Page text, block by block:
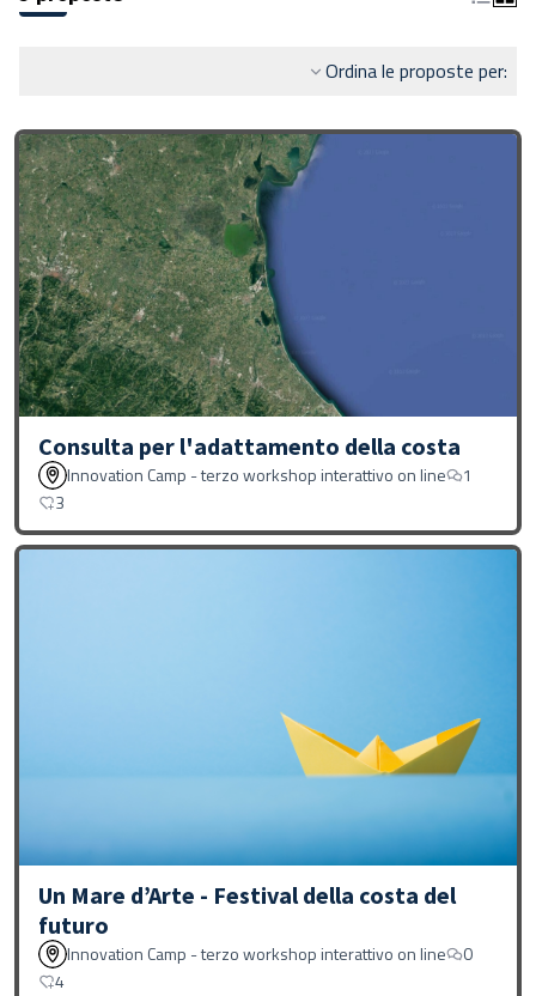
Ordina le proposte per:
Consulta per l'adattamento della costa
Innovation Camp - terzo workshop interattivo on line
1
3
Un Mare d’Arte - Festival della costa del
futuro
Innovation Camp - terzo workshop interattivo on line
0
4